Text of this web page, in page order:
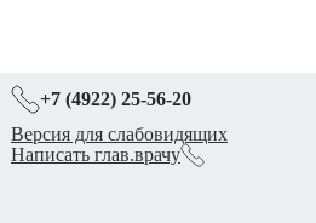
+7 (4922) 25-56-20
Версия для слабовидящих
Написать глав.врачу